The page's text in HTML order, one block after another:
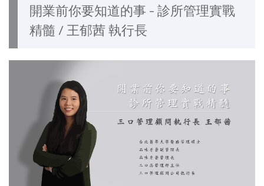
開業前你要知道的事 - 診所管理實戰
精髓 / 王郁茜 執行長